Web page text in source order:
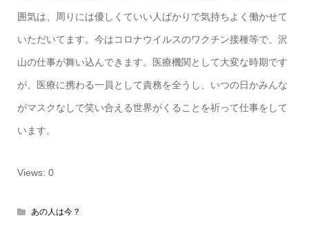
囲気は、周りには優しくていい人ばかりで気持ちよく働かせて
いただいてます。今はコロナウイルスのワクチン接種等で、沢
山の仕事が舞い込んできます。医療機関として大変な時期です
が、医療に携わる一員として責務を全うし、いつの日かみんな
がマスクなしで笑い合える世界がくることを祈って仕事をして
います。
Views: 0
あの人は今？